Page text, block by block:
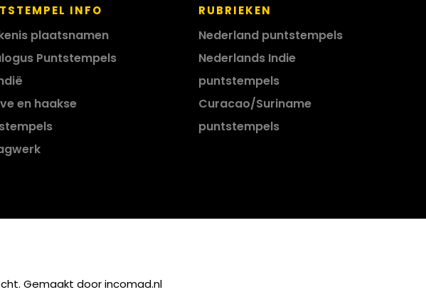
INFO
plaatsnamen
Puntstempels
en haakse
RUBRIEKEN
Nederland puntstempels
Nederlands Indie
puntstempels
Curacao/Suriname
puntstempels
Gemaakt doorincomad.nl